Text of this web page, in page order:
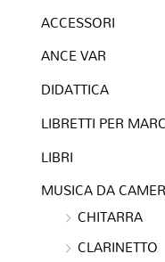
ACCESSORI
ANCE VAR
DIDATTICA
LIBRETTI PER
LIBRI
MUSICA DA
CHITARRA
CLARINETTO